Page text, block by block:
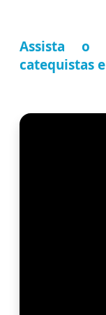
Assista o
catequistas